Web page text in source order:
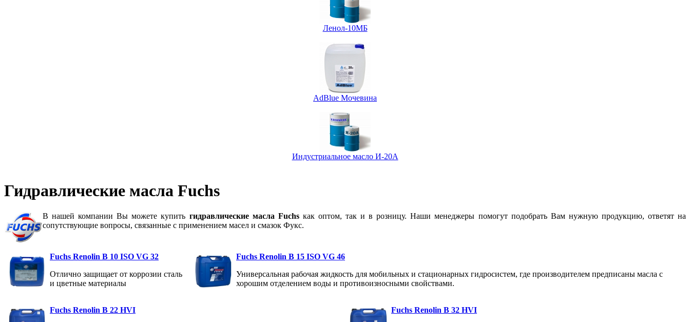
Ленол-10МБ
AdBlue Мочевина
Индустриальное масло И-20А
Гидравлические масла Fuchs
В нашей компании Вы можете купить гидравлические масла Fuchsкак оптом, так и в розницу. Наши менеджеры помогут подобрать Вам нужную продукцию, ответят на
сопутствующие вопросы, связанные с применением масел и смазок Фукс.
Fuchs Renolin B 10 ISO VG 32
Отлично защищает от коррозии сталь
и цветные материалы
Fuchs Renolin B 15 ISO VG 46
Универсальная рабочая жидкость для мобильных и стационарных гидросистем, где производителем предписаны масла с
хорошим отделением воды и противоизносными свойствами.
Fuchs Renolin B 22 HVI
Fuchs Renolin B 32 HVI